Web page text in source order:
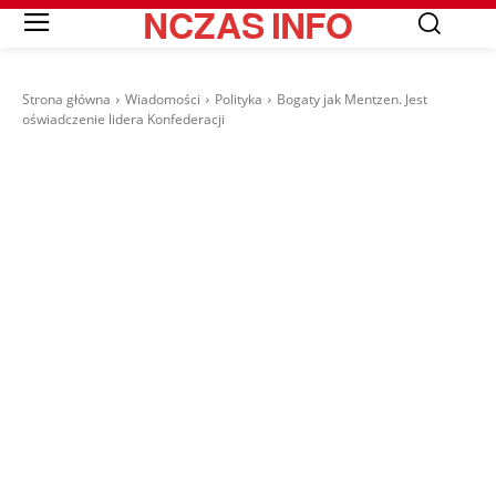
NCZASINFO
Strona główna Wiadomości Polityka
Bogaty jak Mentzen. Jest
oświadczenie lidera Konfederacji